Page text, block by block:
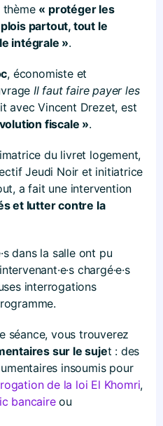
thème « protéger les
partout, tout le
intégrale ».
, économiste et
Il faut faire payer les
avec Vincent Drezet, est
fiscale ».
du livret logement,
Jeudi Noir et initiatrice
a fait une intervention
et lutter contre la
dans la salle ont pu
chargé·e·s
interrogations
séance, vous trouverez
sur le sujet : des
insoumis pour
de la loi El Khomri,
bancaireou